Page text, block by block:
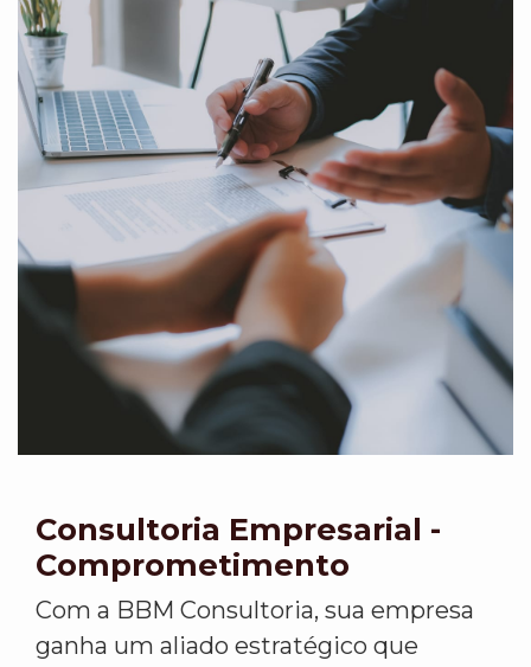
Consultoria Empresarial -
Comprometimento
Com a BBM Consultoria, sua empresa
ganha um aliado estratégico que